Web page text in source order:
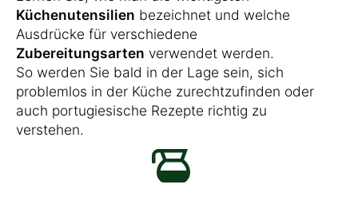
Küchenutensilien bezeichnet und welche
Ausdrücke für verschiedene
Zubereitungsarten verwendet werden.
So werden Sie bald in der Lage sein, sich
problemlos in der Küche zurechtzufinden oder
auch portugiesische Rezepte richtig zu
verstehen.